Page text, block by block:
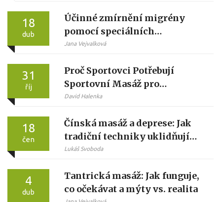
18
dub
Účinné zmírnění migrény
pomocí speciálních
masážních technik
Jana Vejvalková
31
říj
Proč Sportovci Potřebují
Sportovní Masáž pro
Optimální Výkon
David Halenka
18
čen
Čínská masáž a deprese: Jak
tradiční techniky uklidňují
mysl a tělo
Lukáš Svoboda
4
dub
Tantrická masáž: Jak funguje,
co očekávat a mýty vs. realita